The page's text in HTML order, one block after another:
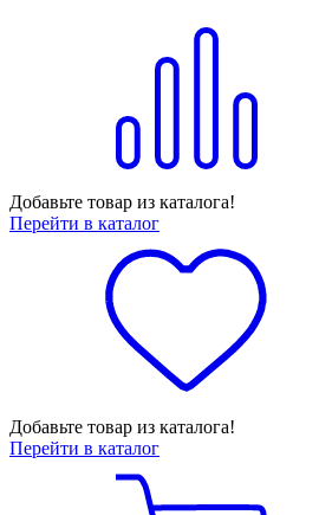
Добавьте товар из каталога!
Перейти в каталог
Добавьте товар из каталога!
Перейти в каталог